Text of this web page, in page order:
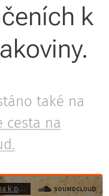
k
také na
cesta na